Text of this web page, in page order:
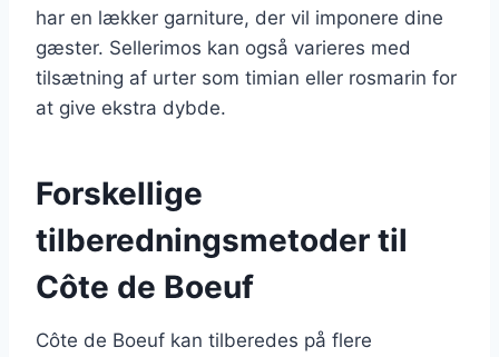
har en lækker garniture, der vil imponere dine
gæster. Sellerimos kan også varieres med
tilsætning af urter som timian eller rosmarin for
at give ekstra dybde.
Forskellige
tilberedningsmetoder til
Côte de Boeuf
Côte de Boeuf kan tilberedes på flere